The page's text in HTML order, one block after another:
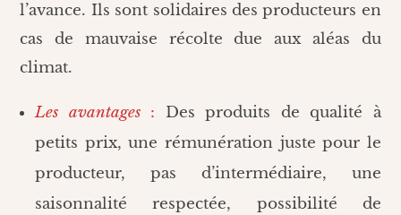
l’avance. Ils sont solidaires des producteurs en
cas de mauvaise récolte due aux aléas du
climat.
Les avantages: Des produits de qualité à
petits prix, une rémunération juste pour le
producteur, pas d’intermédiaire, une
saisonnalité respectée, possibilité de